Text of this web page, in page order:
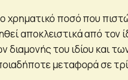
χρηματικό ποσό που
αποκλειστικά από τον
διαμονής του ιδίου και
μεταφορά σε